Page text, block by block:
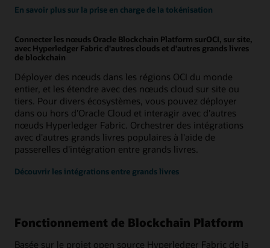
En savoir plus sur la prise en charge de la tokénisation
Connecter les nœuds Oracle Blockchain Platform surOCI, sur site,
avec Hyperledger Fabric d'autres clouds et d'autres grands livres
de blockchain
Déployer des nœuds dans les régions OCI du monde
entier, et les étendre avec des nœuds cloud sur site ou
tiers. Pour divers écosystèmes, vous pouvez déployer
dans ou hors d’Oracle Cloud et interagir avec d’autres
nœuds Hyperledger Fabric. Orchestrer des intégrations
avec d'autres grands livres populaires à l'aide de
passerelles d'intégration entre grands livres.
Découvrir les intégrations entre grands livres
Fonctionnement de Blockchain Platform
Basée sur le projet open source Hyperledger Fabric de la